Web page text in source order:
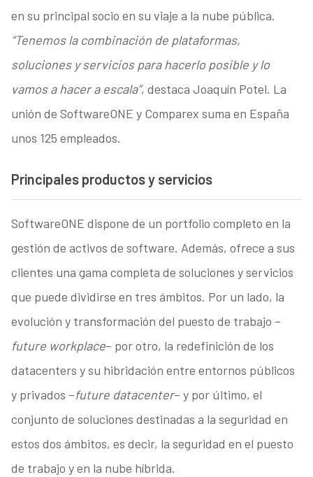
en su principal socio en su viaje a la nube pública.
“Tenemos la combinación de plataformas,
soluciones y servicios para hacerlo posible y lo
vamos a hacer a escala”, destaca Joaquín Potel. La
unión de SoftwareONE y Comparex suma en España
unos 125 empleados.
Principales productos y servicios
SoftwareONE dispone de un portfolio completo en la
gestión de activos de software. Además, ofrece a sus
clientes una gama completa de soluciones y servicios
que puede dividirse en tres ámbitos. Por un lado, la
evolución y transformación del puesto de trabajo –
future workplace– por otro, la redefinición de los
datacenters y su hibridación entre entornos públicos
y privados –future datacenter– y por último, el
conjunto de soluciones destinadas a la seguridad en
estos dos ámbitos, es decir, la seguridad en el puesto
de trabajo y en la nube híbrida.